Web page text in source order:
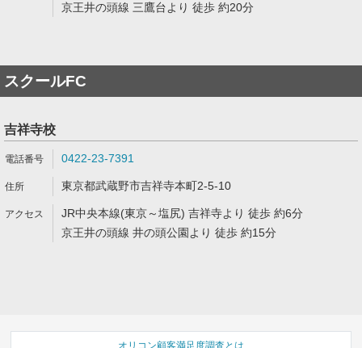
京王井の頭線 三鷹台より 徒歩 約20分
スクールFC
吉祥寺校
0422-23-7391
東京都武蔵野市吉祥寺本町2-5-10
JR中央本線(東京～塩尻) 吉祥寺より 徒歩 約6分
京王井の頭線 井の頭公園より 徒歩 約15分
オリコン顧客満足度調査とは